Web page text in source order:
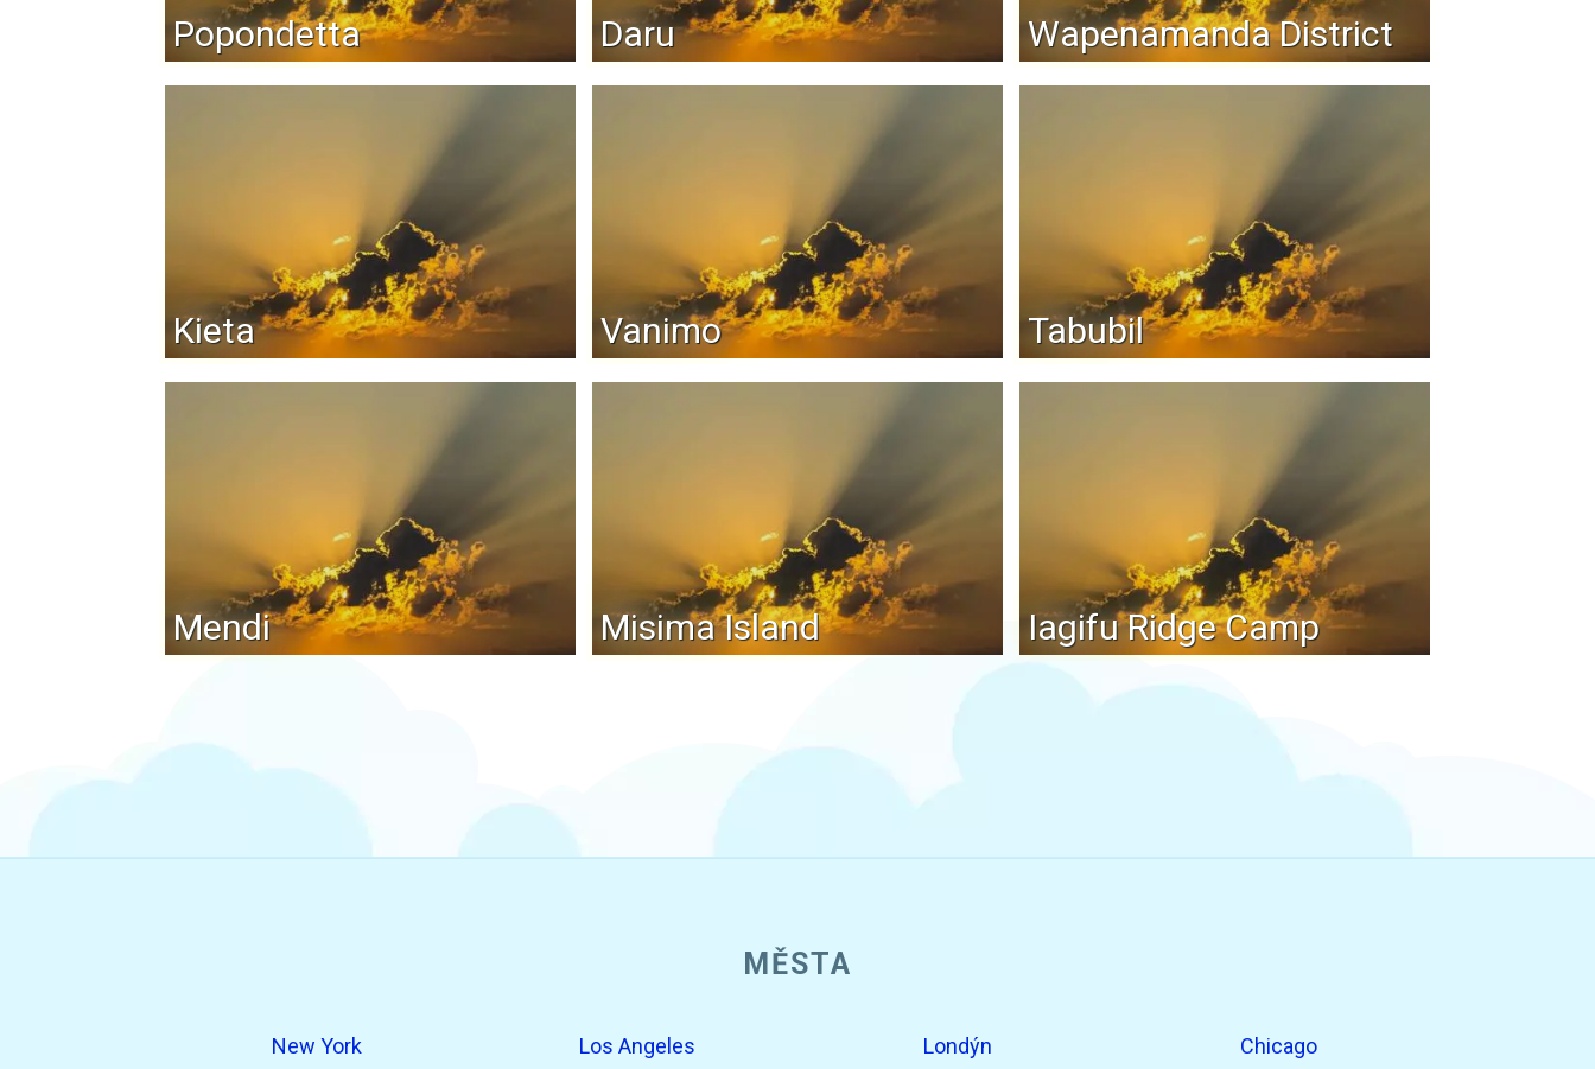
Popondetta Daru Wapenamanda District
Kieta Vanimo Tabubil
Mendi Misima Island Iagifu Ridge Camp
MĚSTA
New York Los Angeles Londýn
Chicago